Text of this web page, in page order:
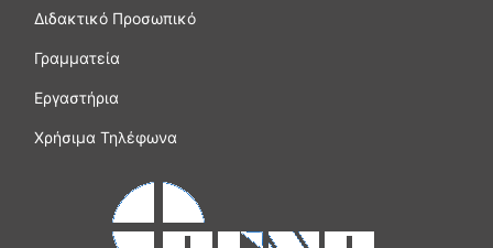
Διδακτικό Προσωπικό
Γραμματεία
Εργαστήρια
Χρήσιμα Τηλέφωνα